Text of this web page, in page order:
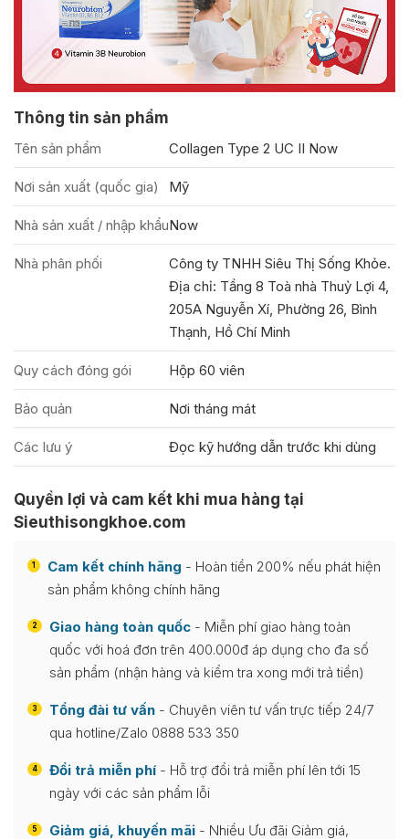
Thông tin sản phẩm
Tên sản phẩm Collagen Type 2 UC II Now
Nơi sản xuất (quốc gia) Mỹ
Nhà sản xuất / nhập khẩuNow
Nhà phân phối
Công ty TNHH Siêu Thị Sống Khỏe.
Địa chỉ: Tầng 8 Toà nhà Thuỷ Lợi 4,
205A Nguyễn Xí, Phường 26, Bình
Thạnh, Hồ Chí Minh
Quy cách đóng gói Hộp 60 viên
Bảo quản Nơi tháng mát
Các lưu ý Đọc kỹ hướng dẫn trước khi dùng
Quyền lợi và cam kết khi mua hàng tại
Sieuthisongkhoe.com
1 Cam kết chính hãng - Hoàn tiền 200% nếu phát hiện
sản phẩm không chính hãng
2 Giao hàng toàn quốc - Miễn phí giao hàng toàn
quốc với hoá đơn trên 400.000đ áp dụng cho đa số
sản phẩm (nhận hàng và kiểm tra xong mới trả tiền)
3 Tổng đài tư vấn - Chuyên viên tư vấn trực tiếp 24/7
qua hotline/Zalo 0888 533 350
4 Đổi trả miễn phí - Hỗ trợ đổi trả miễn phí lên tới 15
ngày với các sản phẩm lỗi
5 Giảm giá, khuyến mãi - Nhiều Ưu đãi Giảm giá,